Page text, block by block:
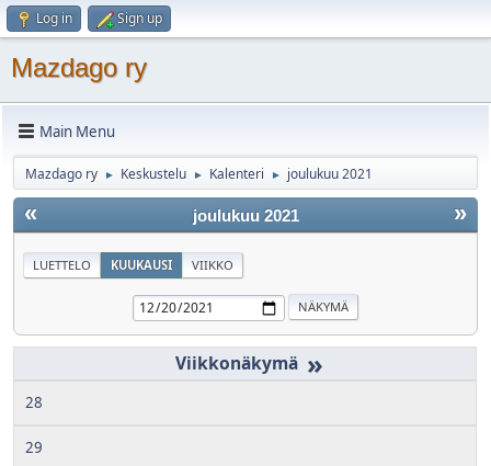
Log in Sign up
Mazdago ry
Main Menu
Mazdago ry ► Keskustelu ► Kalenteri ► joulukuu 2021
« »
joulukuu 2021
LUETTELO KUUKAUSI VIIKKO
»
28
29